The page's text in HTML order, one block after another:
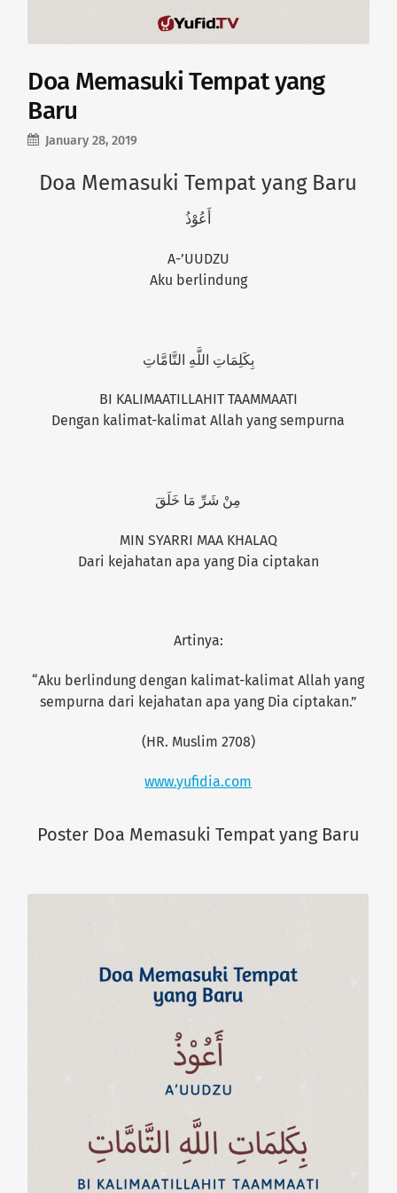
Doa Memasuki Tempat yang
Baru
January 28, 2019
Doa Memasuki Tempat yang Baru
أَعُوْذُ
A-’UUDZU
Aku berlindung
بِكَلِمَاتِ اللَّهِ التَّامَّاتِ
BI KALIMAATILLAHIT TAAMMAATI
Dengan kalimat-kalimat Allah yang sempurna
مِنْ شَرِّ مَا خَلَقَ
MIN SYARRI MAA KHALAQ
Dari kejahatan apa yang Dia ciptakan
Artinya:
“Aku berlindung dengan kalimat-kalimat Allah yang
sempurna dari kejahatan apa yang Dia ciptakan.”
(HR. Muslim 2708)
www.yufidia.com
Poster Doa Memasuki Tempat yang Baru